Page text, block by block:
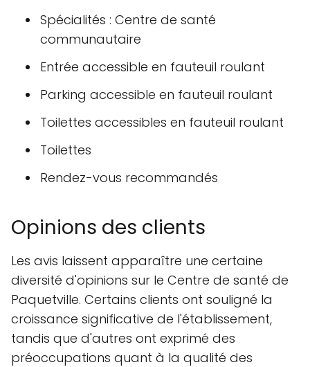
Spécialités : Centre de santé
communautaire
Entrée accessible en fauteuil roulant
Parking accessible en fauteuil roulant
Toilettes accessibles en fauteuil roulant
Toilettes
Rendez-vous recommandés
Opinions des clients
Les avis laissent apparaître une certaine
diversité d'opinions sur le Centre de santé de
Paquetville. Certains clients ont souligné la
croissance significative de l'établissement,
tandis que d'autres ont exprimé des
préoccupations quant à la qualité des